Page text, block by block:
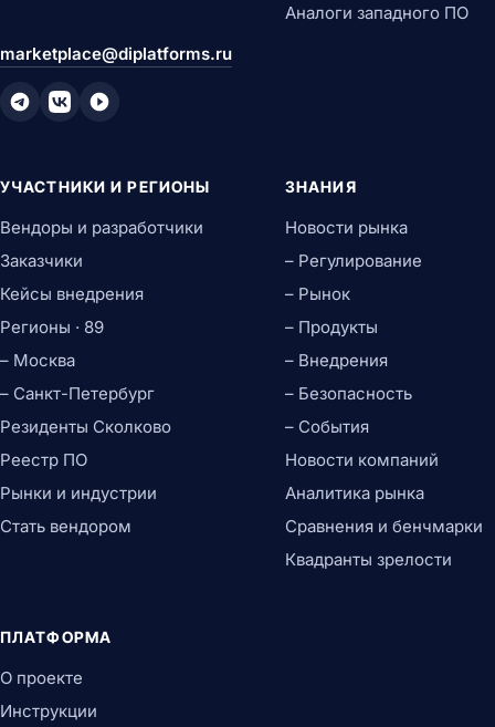
marketplace@diplatforms.ru
Аналоги западного ПО
УЧАСТНИКИ И РЕГИОНЫ
Вендоры и разработчики
Заказчики
Кейсы внедрения
Регионы · 89
– Москва
– Санкт-Петербург
Резиденты Сколково
Реестр ПО
Рынки и индустрии
Стать вендором
ЗНАНИЯ
Новости рынка
– Регулирование
– Рынок
– Продукты
– Внедрения
– Безопасность
– События
Новости компаний
Аналитика рынка
Сравнения и бенчмарки
Квадранты зрелости
ПЛАТФОРМА
О проекте
Инструкции